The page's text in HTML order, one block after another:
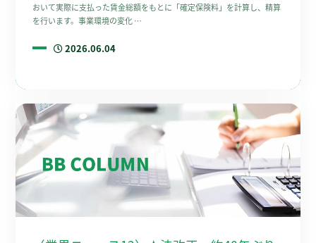
おいて実際に支払った賃金総額をもとに「確定保険料」を計算し、精算
を行います。事業環境の変化 …
2026.06.04